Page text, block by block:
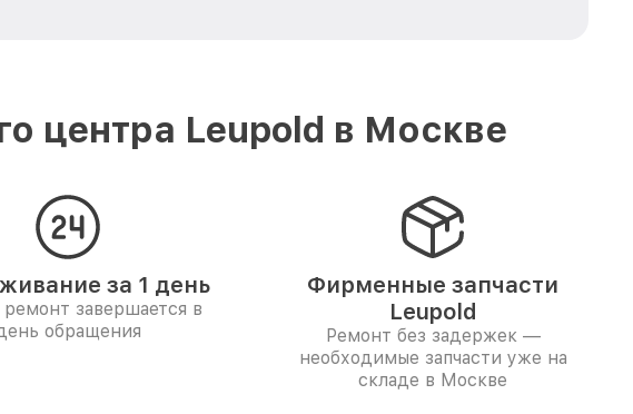
центра Leupold в Москве
за 1 день
завершается в
обращения
Фирменные запчасти
Leupold
Ремонт без задержек —
необходимые запчасти уже на
складе в Москве